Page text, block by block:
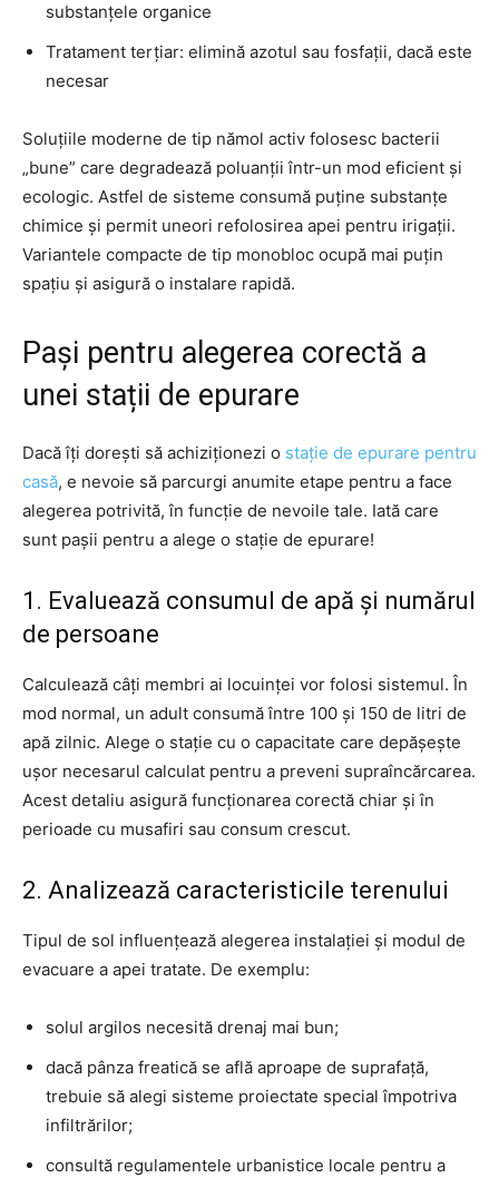
substanțele organice
Tratament terțiar: elimină azotul sau fosfații, dacă este
necesar
Soluțiile moderne de tip nămol activ folosesc bacterii
„bune” care degradează poluanții într-un mod eficient și
ecologic. Astfel de sisteme consumă puține substanțe
chimice și permit uneori refolosirea apei pentru irigații.
Variantele compacte de tip monobloc ocupă mai puțin
spațiu și asigură o instalare rapidă.
Pași pentru alegerea corectă a
unei stații de epurare
Dacă îți dorești să achiziționezi o stație de epurare pentru
casă, e nevoie să parcurgi anumite etape pentru a face
alegerea potrivită, în funcție de nevoile tale. Iată care
sunt pașii pentru a alege o stație de epurare!
1. Evaluează consumul de apă și numărul
de persoane
Calculează câți membri ai locuinței vor folosi sistemul. În
mod normal, un adult consumă între 100 și 150 de litri de
apă zilnic. Alege o stație cu o capacitate care depășește
ușor necesarul calculat pentru a preveni supraîncărcarea.
Acest detaliu asigură funcționarea corectă chiar și în
perioade cu musafiri sau consum crescut.
2. Analizează caracteristicile terenului
Tipul de sol influențează alegerea instalației și modul de
evacuare a apei tratate. De exemplu:
solul argilos necesită drenaj mai bun;
dacă pânza freatică se află aproape de suprafață,
trebuie să alegi sisteme proiectate special împotriva
infiltrărilor;
consultă regulamentele urbanistice locale pentru a